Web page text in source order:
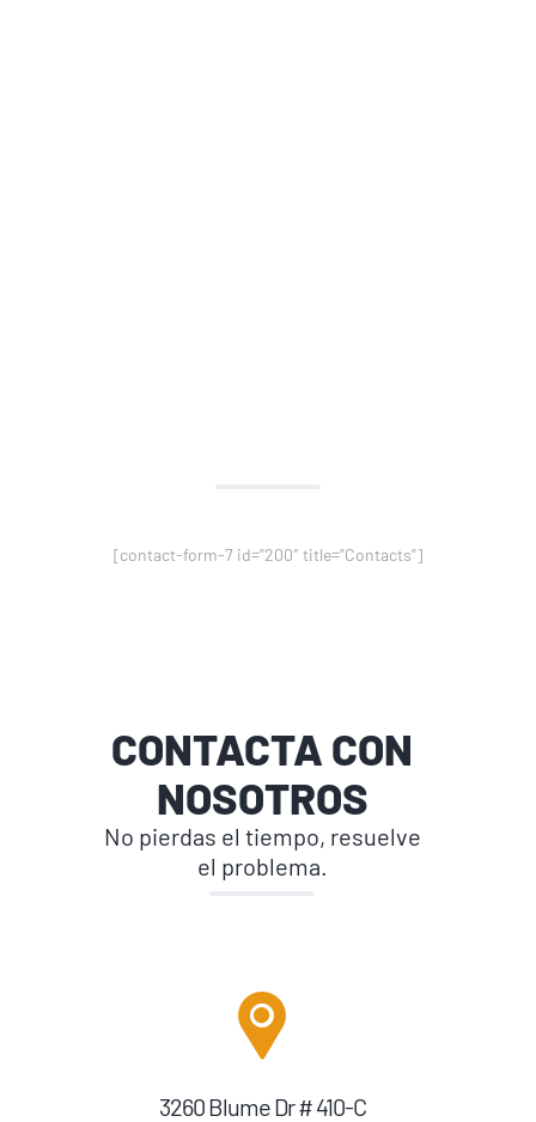
[contact-form-7 id=”200″ title=”Contacts”]
CONTACTA CON
NOSOTROS
No pierdas el tiempo, resuelve
el problema.
3260 Blume Dr # 410-C